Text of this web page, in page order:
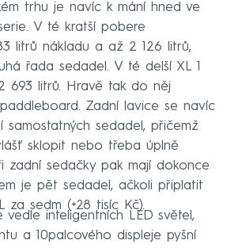
trhu je navíc k mání hned ve
V té kratší pobere
litrů nákladu a až 2 126 litrů,
řada sedadel. V té delší XL 1
693 litrů. Hravě tak do něj
Zadní lavice se navíc
sedadel, přičemž
sklopit nebo třeba úplně
zadní sedačky pak mají dokonce
je pět sedadel, ačkoli připlatit
za sedm (+28 tisíc Kč).
vedle inteligentních LED světel,
a 10palcového displeje pyšní